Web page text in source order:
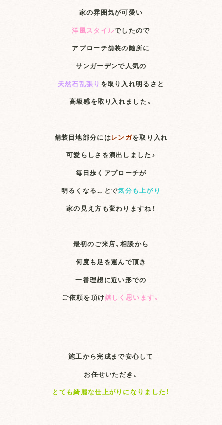
家の雰囲気が可愛い
洋風スタイルでしたので
アプローチ舗装の随所に
サンガーデンで人気の
天然石乱張り を取り入れ明るさと
高級感を取り入れました。
舗装目地部分にはレンガを取り入れ
可愛らしさを演出しました♪
毎日歩くアプローチが
明るくなることで気分も上がり
家の見え方も変わりますね！
最初のご来店、相談から
何度も足を運んで頂き
一番理想に近い形での
ご依頼を頂け嬉しく思います。
施工から完成まで安心して
お任せいただき、
とても綺麗な仕上がりになりました！